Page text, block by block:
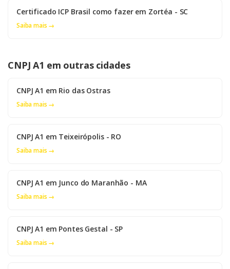
Certificado ICP Brasil como fazer em Zortéa - SC
Saiba mais →
CNPJ A1 em outras cidades
CNPJ A1 em Rio das Ostras
Saiba mais →
CNPJ A1 em Teixeirópolis - RO
Saiba mais →
CNPJ A1 em Junco do Maranhão - MA
Saiba mais →
CNPJ A1 em Pontes Gestal - SP
Saiba mais →